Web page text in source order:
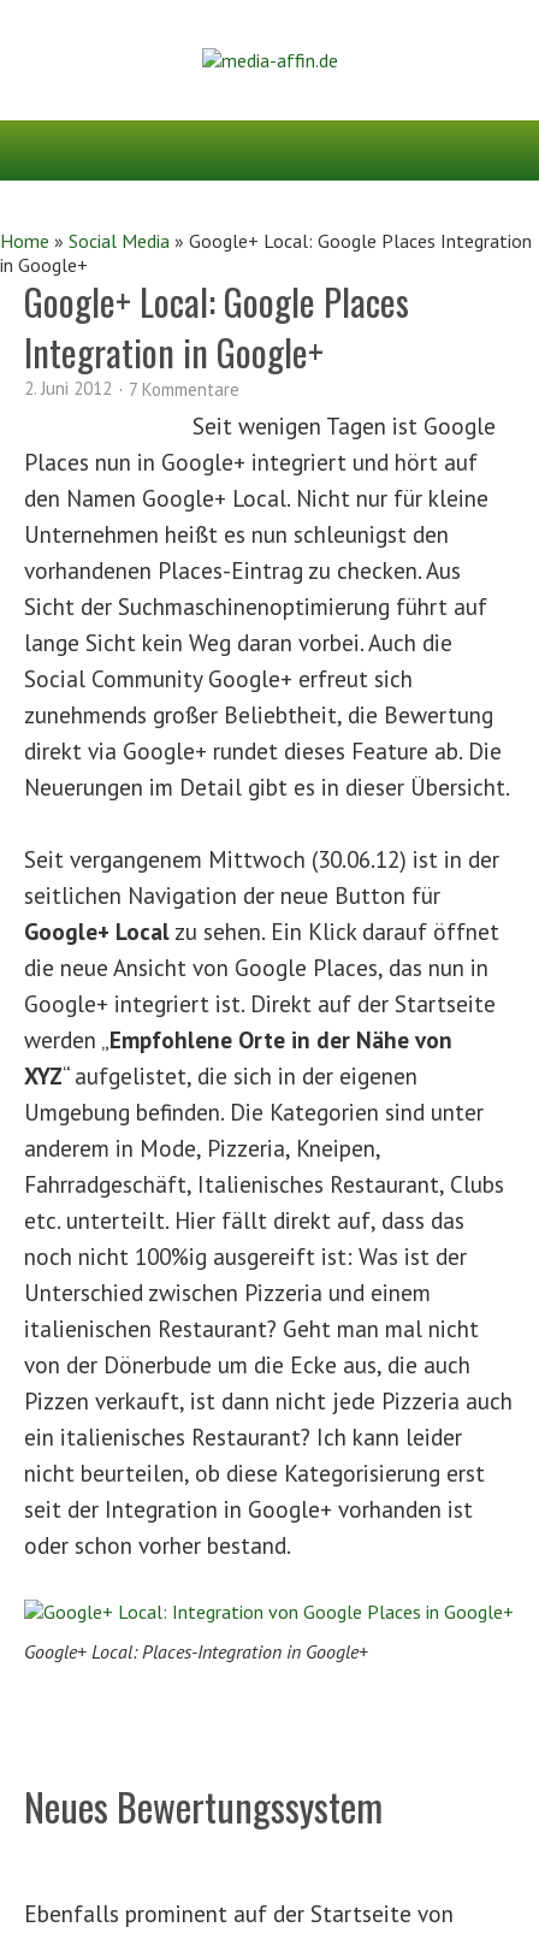
Home » Social Media » Google+ Local: Google Places Integration
in Google+
Google+ Local: Google Places
Integration in Google+
2. Juni 2012 7 Kommentare
Seit wenigen Tagen ist Google
Places nun in Google+ integriert und hört auf
den Namen Google+ Local. Nicht nur für kleine
Unternehmen heißt es nun schleunigst den
vorhandenen Places-Eintrag zu checken. Aus
Sicht der Suchmaschinenoptimierung führt auf
lange Sicht kein Weg daran vorbei. Auch die
Social Community Google+ erfreut sich
zunehmends großer Beliebtheit, die Bewertung
direkt via Google+ rundet dieses Feature ab. Die
Neuerungen im Detail gibt es in dieser Übersicht.
Seit vergangenem Mittwoch (30.06.12) ist in der
seitlichen Navigation der neue Button für
Google+ Local zu sehen. Ein Klick darauf öffnet
die neue Ansicht von Google Places, das nun in
Google+ integriert ist. Direkt auf der Startseite
werden „Empfohlene Orte in der Nähe von
XYZ“ aufgelistet, die sich in der eigenen
Umgebung befinden. Die Kategorien sind unter
anderem in Mode, Pizzeria, Kneipen,
Fahrradgeschäft, Italienisches Restaurant, Clubs
etc. unterteilt. Hier fällt direkt auf, dass das
noch nicht 100%ig ausgereift ist: Was ist der
Unterschied zwischen Pizzeria und einem
italienischen Restaurant? Geht man mal nicht
von der Dönerbude um die Ecke aus, die auch
Pizzen verkauft, ist dann nicht jede Pizzeria auch
ein italienisches Restaurant? Ich kann leider
nicht beurteilen, ob diese Kategorisierung erst
seit der Integration in Google+ vorhanden ist
oder schon vorher bestand.
Google+ Local: Places-Integration in Google+
Neues Bewertungssystem
Ebenfalls prominent auf der Startseite von